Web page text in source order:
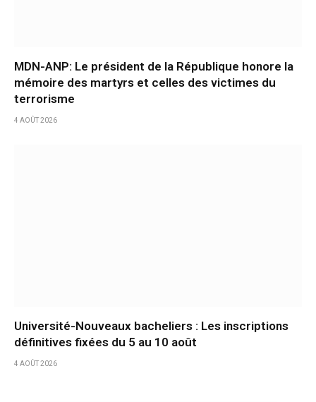
MDN-ANP: Le président de la République honore la
mémoire des martyrs et celles des victimes du
terrorisme
4 AOÛT 2026
Université-Nouveaux bacheliers : Les inscriptions
définitives fixées du 5 au 10 août
4 AOÛT 2026